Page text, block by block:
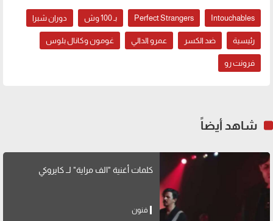
Intouchables
Perfect Strangers بـ 100 وش دوران شبرا
رئيسية ضد الكسر عمرو الدالي غومون وكانال بلوس
فرونت رو
شاهد أيضاً
كلمات أغنية "الف مراية" لــ كايروكي
فنون